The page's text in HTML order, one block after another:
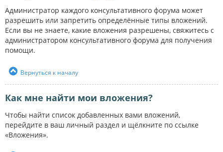
Администратор каждого консультативного форума может
разрешить или запретить определённые типы вложений.
Если вы не знаете, какие вложения разрешены, свяжитесь с
администратором консультативного форума для получения
помощи.
Вернуться к началу
Как мне найти мои вложения?
Чтобы найти список добавленных вами вложений,
перейдите в ваш личный раздел и щёлкните по ссылке
«Вложения».